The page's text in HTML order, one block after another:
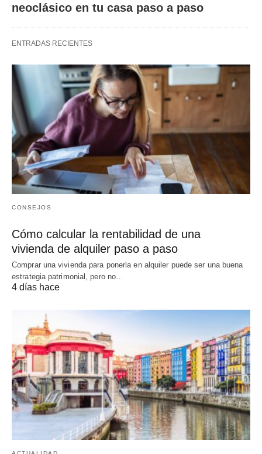
neoclásico en tu casa paso a paso
ENTRADAS RECIENTES
CONSEJOS
Cómo calcular la rentabilidad de una
vivienda de alquiler paso a paso
Comprar una vivienda para ponerla en alquiler puede ser una buena
estrategia patrimonial, pero no…
4 días hace